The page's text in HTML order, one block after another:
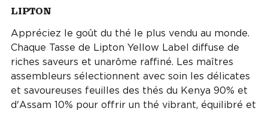
LIPTON
Appréciez le goût du thé le plus vendu au monde.
Chaque Tasse de Lipton Yellow Label diffuse de
riches saveurs et unarôme raffiné. Les maîtres
assembleurs sélectionnent avec soin les délicates
et savoureuses feuilles des thés du Kenya 90% et
d'Assam 10% pour offrir un thé vibrant, équilibré et